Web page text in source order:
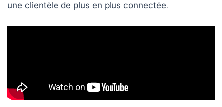
une clientèle de plus en plus connectée.